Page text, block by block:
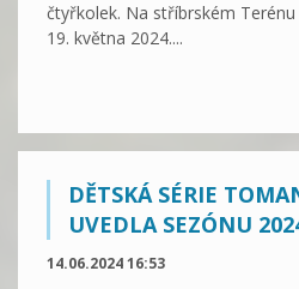
čtyřkolek. Na stříbrském
19. května 2024....
DĚTSKÁ SÉRIE
UVEDLA SEZÓNU
14.06.2024 16:53